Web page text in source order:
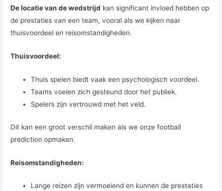
De locatie van de wedstrijd kan significant invloed hebben op
de prestaties van een team, vooral als we kijken naar
thuisvoordeel en reisomstandigheden.
Thuisvoordeel:
Thuis spelen biedt vaak een psychologisch voordeel.
Teams voelen zich gesteund door het publiek.
Spelers zijn vertrouwd met het veld.
Dit kan een groot verschil maken als we onze football
prediction opmaken.
Reisomstandigheden:
Lange reizen zijn vermoeiend en kunnen de prestaties